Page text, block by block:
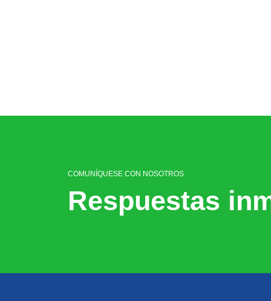
COMUNÍQUESE CON NOSOTROS
Respuestas